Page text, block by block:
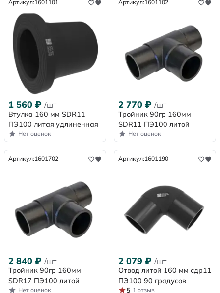
Артикул:1601101
1 560 ₽ /шт
Втулка 160 мм SDR11
ПЭ100 литая удлиненная
Нет оценок
Артикул:1601102
2 770 ₽ /шт
Тройник 90гр 160мм
SDR11 ПЭ100 литой
Нет оценок
Артикул:1601702
2 840 ₽ /шт
Тройник 90гр 160мм
SDR17 ПЭ100 литой
Нет оценок
Артикул:1601190
2 079 ₽ /шт
Отвод литой 160 мм сдр11
ПЭ100 90 градусов
5 1 отзыв